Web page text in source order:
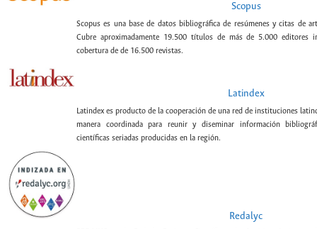
Scopus
Scopus es una base de datos bibliográfica de resúmenes y citas de
Cubre aproximadamente 19.500 títulos de más de 5.000 editores
cobertura de de 16.500 revistas.
Latindex
Latindex es producto de la cooperación de una red de instituciones
manera coordinada para reunir y diseminar información
científicas seriadas producidas en la región.
Redalyc